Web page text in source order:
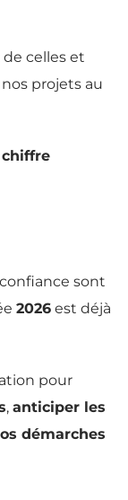
celles et
projets au
sont
2026 est déjà
pour
, anticiper les
démarches